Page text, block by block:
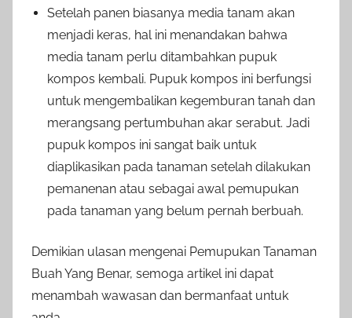
Setelah panen biasanya media tanam akan
menjadi keras, hal ini menandakan bahwa
media tanam perlu ditambahkan pupuk
kompos kembali. Pupuk kompos ini berfungsi
untuk mengembalikan kegemburan tanah dan
merangsang pertumbuhan akar serabut. Jadi
pupuk kompos ini sangat baik untuk
diaplikasikan pada tanaman setelah dilakukan
pemanenan atau sebagai awal pemupukan
pada tanaman yang belum pernah berbuah.
Demikian ulasan mengenai Pemupukan Tanaman
Buah Yang Benar, semoga artikel ini dapat
menambah wawasan dan bermanfaat untuk